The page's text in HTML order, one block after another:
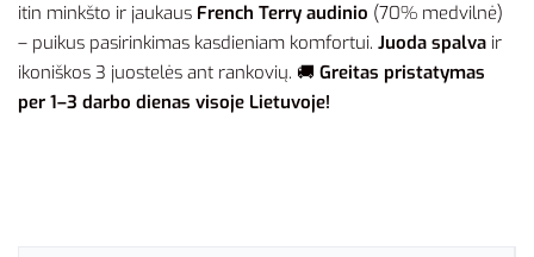
itin minkšto ir jaukaus French Terry audinio (70% medvilnė)
– puikus pasirinkimas kasdieniam komfortui. Juoda spalva ir
ikoniškos 3 juostelės ant rankovių. 🚚 Greitas pristatymas
per 1–3 darbo dienas visoje Lietuvoje!